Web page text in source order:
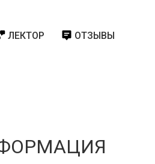
ЛЕКТОР ОТЗЫВЫ